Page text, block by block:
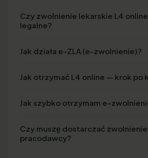
Czy zwolnienie lekarskie L4
legalne?
Jak działa e-ZLA (e-zwolnienie)?
Jak otrzymać L4 online — krok po
Jak szybko otrzymam e-
Czy muszę dostarczać zwolnienie
pracodawcy?